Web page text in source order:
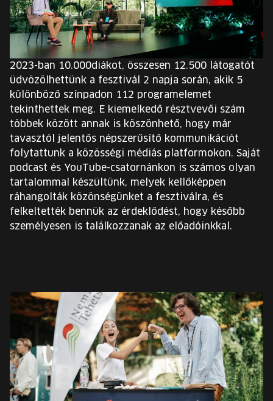
2023-ban 10.000diákot, összesen 12.500 látogatót
üdvözölhettünk a fesztivál 2 napja során, akik 5
különböző színpadon 112 programelemet
tekinthettek meg. E kiemelkedő résztvevői szám
többek között annak is köszönhető, hogy már
tavasztól jelentős népszerűsítő kommunikációt
folytattunk a közösségi médiás platformokon. Saját
podcast és YouTube-csatornánkon is számos olyan
tartalommal készültünk, melyek kellőképpen
ráhangolták közönségünket a fesztiválra, és
felkeltették bennük az érdeklődést, hogy később
személyesen is találkozzanak az előadóinkkal.